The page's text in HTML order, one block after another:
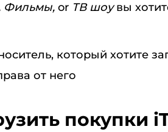
Фильмы, or ТВ шоувы
который хотите
от него
покупки